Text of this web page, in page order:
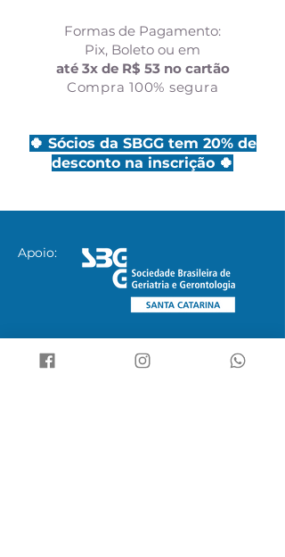
Formas de Pagamento:
Pix, Boleto ou em
até 3x de R$ 53 no cartão
Compra 100% segura
🍀 Sócios da SBGG tem 20% de
desconto na inscrição 🍀
Apoio: